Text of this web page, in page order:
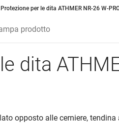
Protezione per le dita ATHMER NR-26 W-
prodotto
dita
opposto alle cerniere,